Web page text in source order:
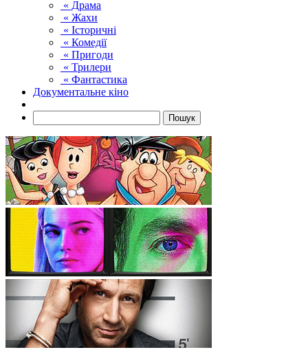
« Драма
« Жахи
« Історичні
« Комедії
« Пригоди
« Трилери
« Фантастика
Документальне кіно
Пошук